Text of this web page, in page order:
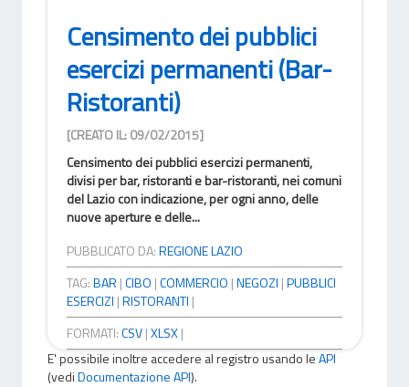
Censimento dei pubblici
esercizi permanenti (Bar-
Ristoranti)
[CREATO IL: 09/02/2015]
Censimento dei pubblici esercizi permanenti,
divisi per bar, ristoranti e bar-ristoranti, nei comuni
del Lazio con indicazione, per ogni anno, delle
nuove aperture e delle...
PUBBLICATO DA:REGIONE LAZIO
TAG:BAR |CIBO |COMMERCIO |NEGOZI |PUBBLICI
ESERCIZI |RISTORANTI |
FORMATI:CSV|XLSX|
E' possibile inoltre accedere al registro usando leAPI
(vediDocumentazione API).